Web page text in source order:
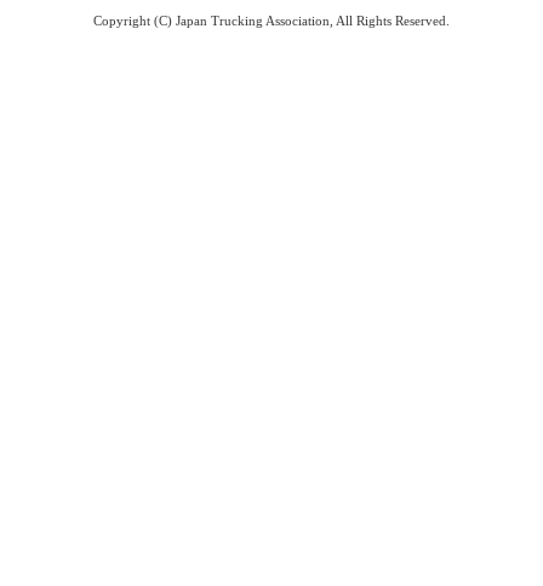
Copyright (C) Japan Trucking Association, All Rights Reserved.